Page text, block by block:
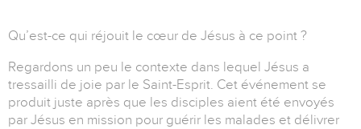
Qu’est-ce qui réjouit le cœur de Jésus à ce point ?
Regardons un peu le contexte dans lequel Jésus a
tressailli de joie par le Saint-Esprit. Cet événement se
produit juste après que les disciples aient été envoyés
par Jésus en mission pour guérir les malades et délivrer